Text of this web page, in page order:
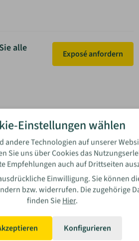
alle
Exposé anfordern
Einstellungen wählen
andere Technologien auf unserer
Sie uns über Cookies das
Empfehlungen auch auf Drittseiten
Einwilligung. Sie können
bzw. widerrufen. Die zugehörige
finden SieHier.
Konfigurieren